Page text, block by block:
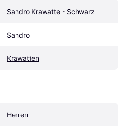
Sandro Krawatte - Schwarz
Sandro
Krawatten
Herren